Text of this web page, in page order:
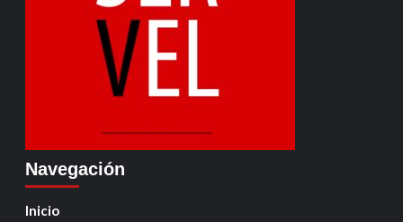
Navegación
Inicio